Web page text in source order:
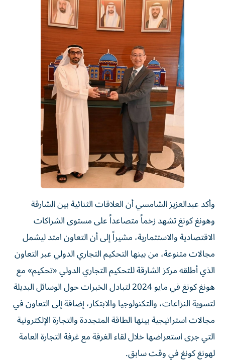
وأكد عبدالعزيز الشامسي أن العلاقات الثنائية بين الشارقة
وهونغ كونغ تشهد زخماً متصاعداً على مستوى الشراكات
الاقتصادية والاستثمارية، مشيراً إلى أن التعاون امتد ليشمل
مجالات متنوعة، من بينها التحكيم التجاري الدولي عبر التعاون
الذي أطلقه مركز الشارقة للتحكيم التجاري الدولي «تحكيم» مع
هونغ كونغ في مايو 2024 لتبادل الخبرات حول الوسائل البديلة
لتسوية النزاعات، والتكنولوجيا والابتكار، إضافة إلى التعاون في
مجالات استراتيجية بينها الطاقة المتجددة والتجارة الإلكترونية
التي جرى استعراضها خلال لقاء الغرفة مع غرفة التجارة العامة
لهونغ كونغ في وقت سابق.